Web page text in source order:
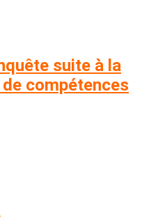
suite à la
compétences